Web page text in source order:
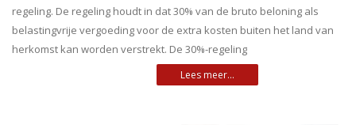
regeling. De regeling houdt in dat 30% van de bruto beloning als
belastingvrije vergoeding voor de extra kosten buiten het land van
herkomst kan worden verstrekt. De 30%-regeling